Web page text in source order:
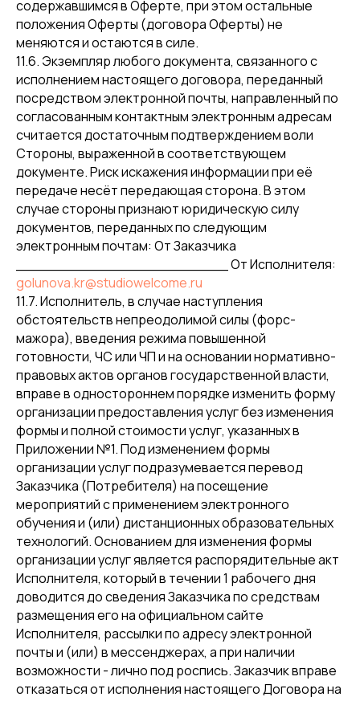
содержавшимся в Оферте, при этом остальные
положения Оферты (договора Оферты) не
меняются и остаются в силе.
11.6. Экземпляр любого документа, связанного с
исполнением настоящего договора, переданный
посредством электронной почты, направленный по
согласованным контактным электронным адресам
считается достаточным подтверждением воли
Стороны, выраженной в соответствующем
документе. Риск искажения информации при её
передаче несёт передающая сторона. В этом
случае стороны признают юридическую силу
документов, переданных по следующим
электронным почтам: От Заказчика
________________________ От Исполнителя:
golunova.kr@studiowelcome.ru
11.7. Исполнитель, в случае наступления
обстоятельств непреодолимой силы (форс-
мажора), введения режима повышенной
готовности, ЧС или ЧП и на основании нормативно-
правовых актов органов государственной власти,
вправе в одностороннем порядке изменить форму
организации предоставления услуг без изменения
формы и полной стоимости услуг, указанных в
Приложении №1. Под изменением формы
организации услуг подразумевается перевод
Заказчика (Потребителя) на посещение
мероприятий с применением электронного
обучения и (или) дистанционных образовательных
технологий. Основанием для изменения формы
организации услуг является распорядительные акт
Исполнителя, который в течении 1 рабочего дня
доводится до сведения Заказчика по средствам
размещения его на официальном сайте
Исполнителя, рассылки по адресу электронной
почты и (или) в мессенджерах, а при наличии
возможности - лично под роспись. Заказчик вправе
отказаться от исполнения настоящего Договора на
Кулебаки
контакты формы заявок для родителей
+7 (908)157-99-88
Адреса
г. Кулебаки, ул. Бутова, д. 122